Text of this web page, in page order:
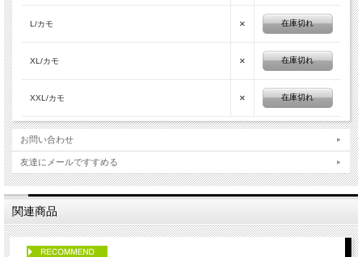
L/カモ × 在庫切れ
XL/カモ × 在庫切れ
XXL/カモ × 在庫切れ
お問い合わせ
友達にメールですすめる
関連商品